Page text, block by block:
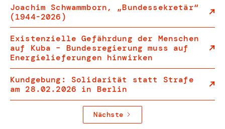
Joachim Schwammborn, „Bundessekretär“
(1944-2026)
Existenzielle Gefährdung der Menschen
auf Kuba – Bundesregierung muss auf
Energielieferungen hinwirken
Kundgebung: Solidarität statt Strafe
am 28.02.2026 in Berlin
Nächste